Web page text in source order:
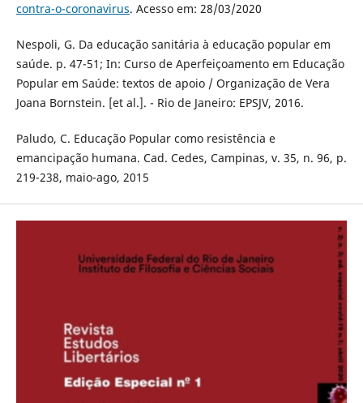
contra-o-coronavirus. Acesso em: 28/03/2020
Nespoli, G. Da educação sanitária à educação popular em
saúde. p. 47-51; In: Curso de Aperfeiçoamento em Educação
Popular em Saúde: textos de apoio / Organização de Vera
Joana Bornstein. [et al.]. - Rio de Janeiro: EPSJV, 2016.
Paludo, C. Educação Popular como resistência e
emancipação humana. Cad. Cedes, Campinas, v. 35, n. 96, p.
219-238, maio-ago, 2015